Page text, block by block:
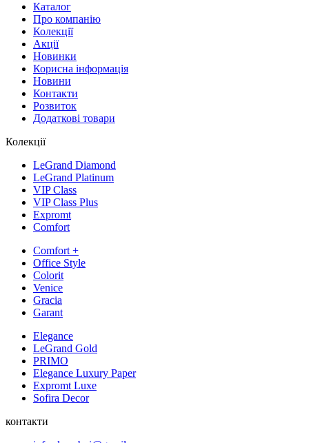
Каталог
Про компанію
Колекції
Акції
Новинки
Корисна інформація
Новини
Контакти
Розвиток
Додаткові товари
Колекції
LeGrand Diamond
LeGrand Platinum
VIP Class
VIP Class Plus
Expromt
Comfort
Comfort +
Office Style
Colorit
Venice
Gracia
Garant
Elegance
LeGrand Gold
PRIMO
Elegance Luxury Paper
Expromt Luxe
Sofira Decor
контакти